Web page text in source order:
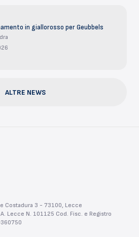
in giallorosso per Geubbels
ALTRE NEWS
Costadura 3 - 73100, Lecce
Lecce N. 101125 Cod. Fisc. e Registro